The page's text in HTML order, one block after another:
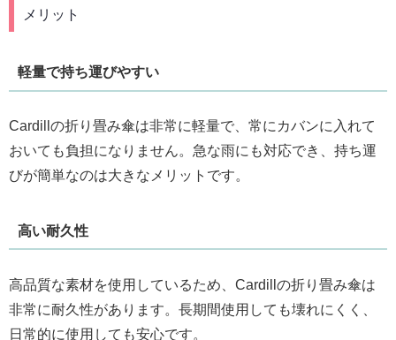
メリット
軽量で持ち運びやすい
Cardillの折り畳み傘は非常に軽量で、常にカバンに入れて
おいても負担になりません。急な雨にも対応でき、持ち運
びが簡単なのは大きなメリットです。
高い耐久性
高品質な素材を使用しているため、Cardillの折り畳み傘は
非常に耐久性があります。長期間使用しても壊れにくく、
日常的に使用しても安心です。